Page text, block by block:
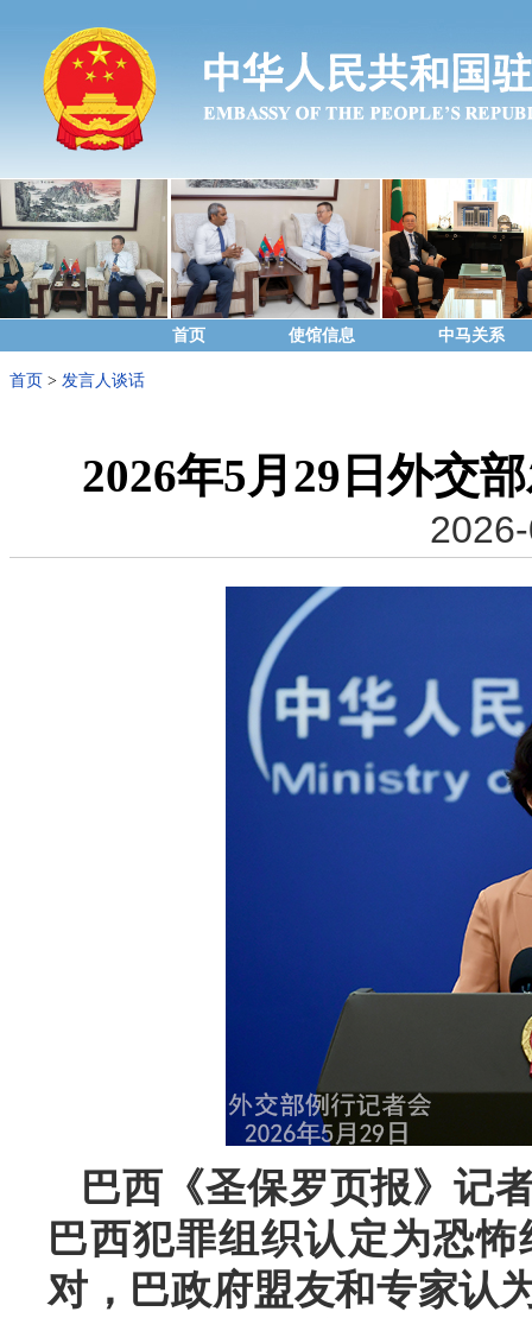
首页 使馆信息 中马关系
首页 > 发言人谈话
2026年5月29日外交
巴西《圣保罗页报》记
巴西犯罪组织认定为恐
对，巴政府盟友和专家认